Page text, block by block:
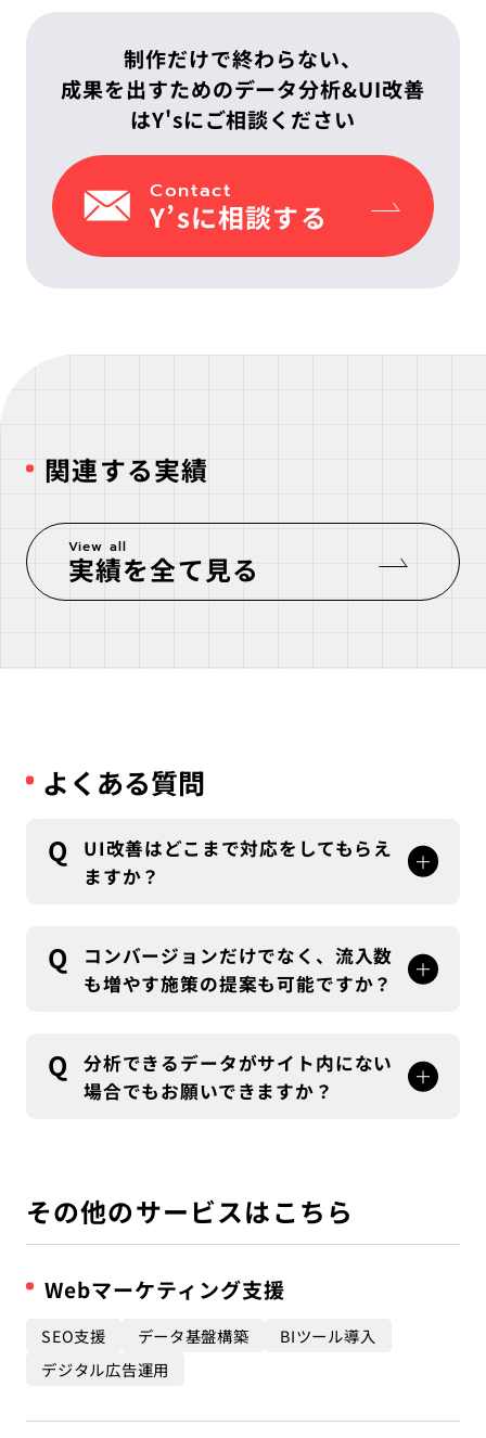
制作だけで終わらない、
成果を出すためのデータ分析&UI改善
はY'sにご相談ください
Contact
Y’sに相談する
関連する実績
View all
実績を全て見る
よくある質問
Q
UI改善はどこまで対応をしてもらえ
ますか？
公開までワンストップで対応が可能となります。
Q
コンバージョンだけでなく、流入数
も増やす施策の提案も可能ですか？
実施が可能です。
サイトの特性に合わせた流入施策をご提案いたし
ます。
Q
分析できるデータがサイト内にない
場合でもお願いできますか？
データを収集している間も、定性的な観点からUI
その他のサービスはこちら
Webマーケティング支援
SEO支援 データ基盤構築
BIツール導入
デジタル広告運用